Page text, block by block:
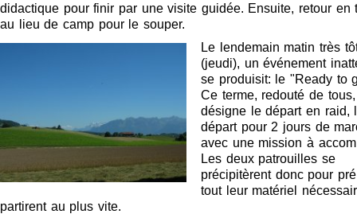
didactique pour finir par une visite guidée. Ensuite, retour en
au lieu de camp pour le souper.
Le lendemain matin très
(jeudi), un événement
se produisit: le "Ready to
Ce terme, redouté de tous,
désigne le départ en raid,
départ pour 2 jours de
avec une mission à
Les deux patrouilles se
précipitèrent donc pour
tout leur matériel
partirent au plus vite.